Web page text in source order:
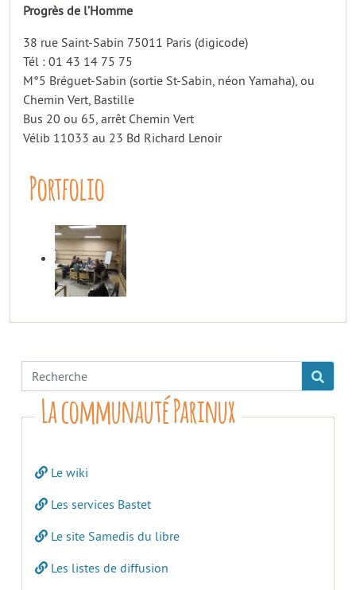
Progrès de l’Homme
38 rue Saint-Sabin 75011 Paris (digicode)
Tél : 01 43 14 75 75
M°5 Bréguet-Sabin (sortie St-Sabin, néon Yamaha), ou
Chemin Vert, Bastille
Bus 20 ou 65, arrêt Chemin Vert
Vélib 11033 au 23 Bd Richard Lenoir
Portfolio
La communauté Parinux
Le wiki
Les services Bastet
Le site Samedis du libre
Les listes de diffusion